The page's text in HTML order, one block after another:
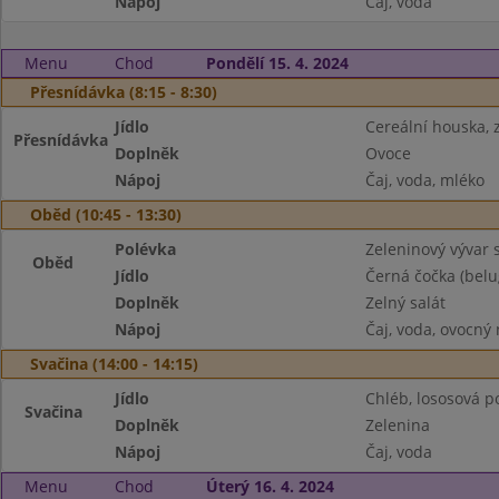
Menu Chod
Pondělí 15. 4. 2024
Přesnídávka (8:15 - 8:30)
Přesnídávka
Jídlo
Cereální houska,
Doplněk
Ovoce
Nápoj
Čaj, voda, mléko
Oběd (10:45 - 13:30)
Oběd
Polévka
Zeleninový vývar
Jídlo
Černá čočka
Doplněk
Zelný salát
Nápoj
Čaj, voda, ovocný
Svačina (14:00 - 14:15)
Svačina
Jídlo
Chléb, lososová
Doplněk
Zelenina
Nápoj
Čaj, voda
Menu
Chod Úterý 16. 4. 2024